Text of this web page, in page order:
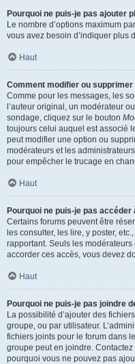
Pourquoi ne puis-je pas ajouter
Le nombre d’options maximum
vous avez besoin d’indiquer plus
Haut
Comment modifier ou supprimer
Comme pour les messages, les
l’auteur original, un modérateur
sondage, cliquez sur le bouton
toujours celui auquel est associé
peut modifier une option ou
modérateurs et les
pour empêcher le trucage en
Haut
Pourquoi ne puis-je pas accéder
Certains forums peuvent être
les consulter, les lire, y poster,
rapportant. Seuls les
accorder ces accès, vous devez
Haut
Pourquoi ne puis-je pas joindre
La possibilité d’ajouter des
groupe, ou par utilisateur.
fichiers joints pour le forum dans
groupe peut en joindre.
pourquoi vous ne pouvez pas